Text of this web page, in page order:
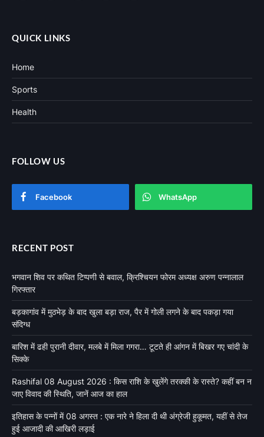
QUICK LINKS
Home
Sports
Health
FOLLOW US
Facebook WhatsApp
RECENT POST
भगवान शिव पर कथित टिप्पणी से बवाल, क्रिश्चियन फोरम अध्यक्ष अरुण पन्नालाल
गिरफ्तार
बड़कागांव में मुठभेड़ के बाद खुला बड़ा राज, पैर में गोली लगने के बाद पकड़ा गया
संदिग्ध
बारिश में ढही पुरानी दीवार, मलबे में मिला गगरा… टूटते ही आंगन में बिखर गए चांदी के
सिक्के
Rashifal 08 August 2026 : किस राशि के खुलेंगे तरक्की के रास्ते? कहीं बन न
जाए विवाद की स्थिति, जानें आज का हाल
इतिहास के पन्नों में 08 अगस्त : एक नारे ने हिला दी थी अंग्रेजी हुकूमत, यहीं से तेज
हुई आजादी की आखिरी लड़ाई